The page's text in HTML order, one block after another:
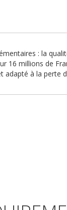
: la
millions de
à la